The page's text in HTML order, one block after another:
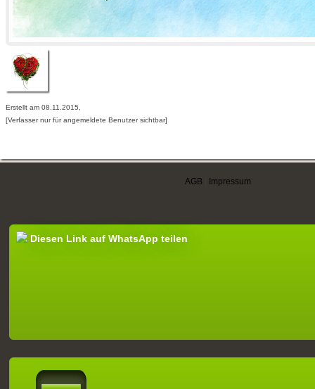
Erstellt am 08.11.2015,
[Verfasser nur für angemeldete Benutzer sichtbar]
AGB Impressum
Diesen Link auf WhatsApp teilen